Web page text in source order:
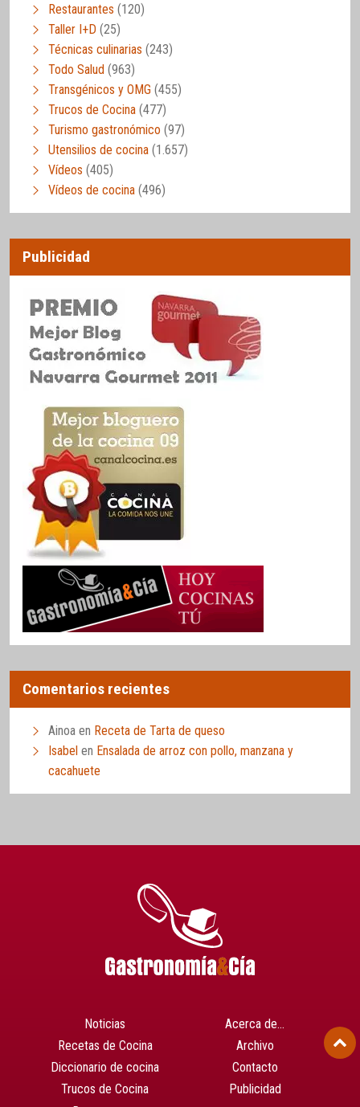
Restaurantes (120)
Taller I+D (25)
Técnicas culinarias (243)
Todo Salud (963)
Transgénicos y OMG (455)
Trucos de Cocina (477)
Turismo gastronómico (97)
Utensilios de cocina (1.657)
Vídeos (405)
Vídeos de cocina (496)
Publicidad
Comentarios recientes
Ainoa en Receta de Tarta de queso
Isabel en Ensalada de arroz con pollo, manzana y
cacahuete
Noticias
Recetas de Cocina
Diccionario de cocina
Trucos de Cocina
Acerca de…
Archivo
Contacto
Publicidad